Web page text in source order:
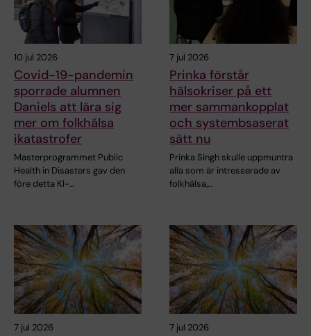
10 jul 2026
Covid-19-pandemin
sporrade alumnen
Daniels att lära sig
mer om folkhälsa
ikatastrofer
Masterprogrammet Public
Health in Disasters gav den
före detta KI-…
7 jul 2026
Prinka förstår
hälsokriser på ett
mer sammankopplat
och systembsaserat
sätt nu
Prinka Singh skulle uppmuntra
alla som är intresserade av
folkhälsa,…
7 jul 2026 7 jul 2026